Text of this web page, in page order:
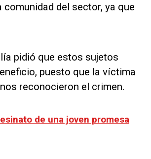
del sector, ya que
pidió que estos sujetos
puesto que la víctima
reconocieron el crimen.
de una joven promesa